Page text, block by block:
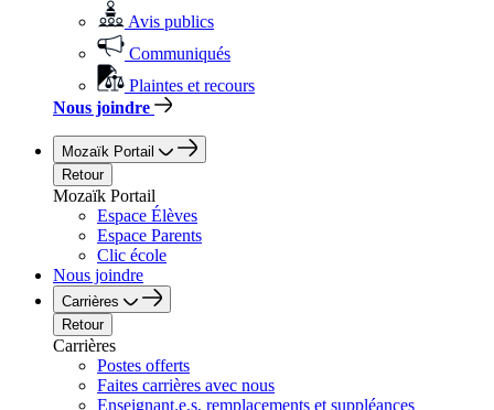
Avis publics
Communiqués
Plaintes et recours
Nous joindre
Mozaïk Portail
Retour
Mozaïk Portail
Espace Élèves
Espace Parents
Clic école
Nous joindre
Carrières
Retour
Carrières
Postes offerts
Faites carrières avec nous
Enseignant.e.s, remplacements et suppléances